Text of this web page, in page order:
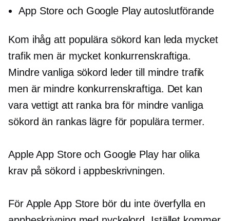
App Store och Google Play autoslutförande
Kom ihåg att populära sökord kan leda mycket
trafik men är mycket konkurrenskraftiga.
Mindre vanliga sökord leder till mindre trafik
men är mindre konkurrenskraftiga. Det kan
vara vettigt att ranka bra för mindre vanliga
sökord än rankas lägre för populära termer.
Apple App Store och Google Play har olika
krav på sökord i appbeskrivningen.
För Apple App Store bör du inte överfylla en